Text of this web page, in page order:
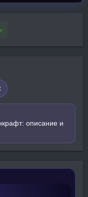
описание и